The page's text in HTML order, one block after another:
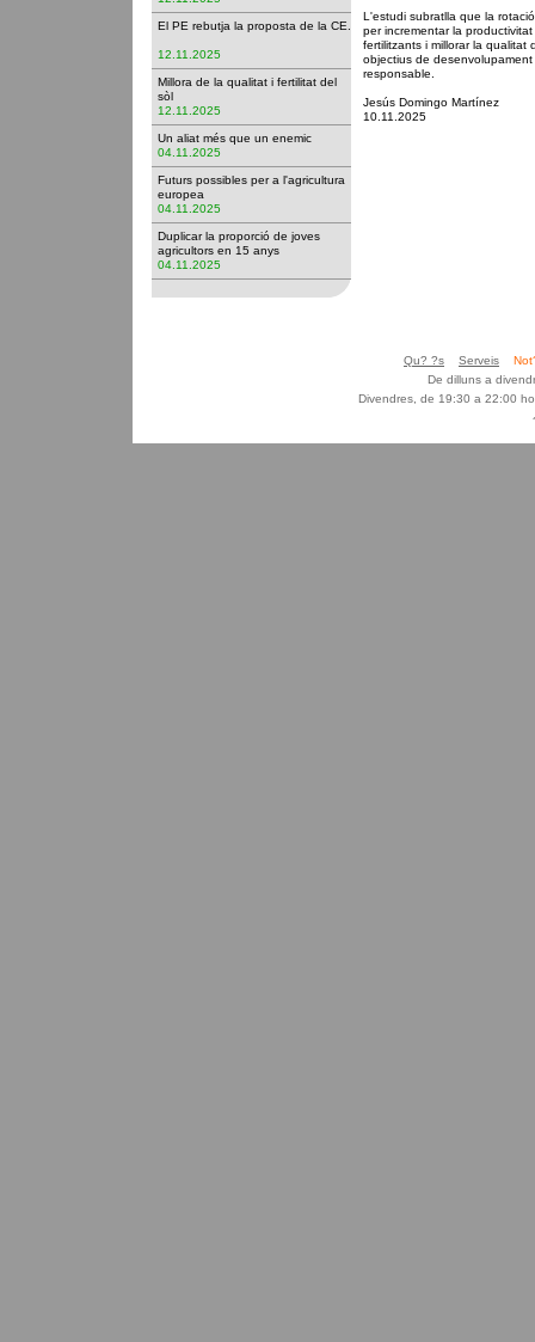
El PE rebutja la proposta de la CE.
12.11.2025
Millora de la qualitat i fertilitat del
sòl
12.11.2025
Un aliat més que un enemic
04.11.2025
Futurs possibles per a l'agricultura
europea
04.11.2025
Duplicar la proporció de joves
agricultors en 15 anys
04.11.2025
L'estudi subratlla que la
per incrementar la
fertilitzants i millorar la qualitat
objectius de
responsable.
Jesús Domingo Martínez
10.11.2025
Qu? ?s Serveis
De dilluns a
Divendres, de 19:30 a 22:00